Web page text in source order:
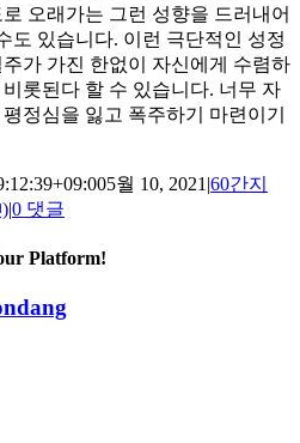
오래가는 그런 성향을 드러내어
도 있습니다. 이런 극단적인 성정
가 가진 한없이 자신에게 수렴하
롯된다 할 수 있습니다. 너무 자
정심을 잃고 폭주하기 마련이기
5월 10, 2021 |60간지
|0 댓글
Platform!